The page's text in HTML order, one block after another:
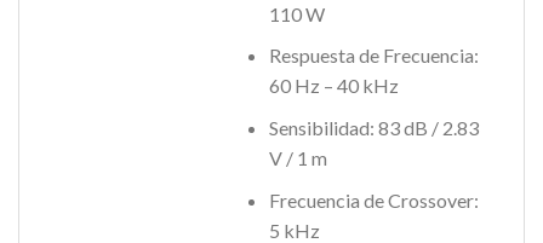
110 W
Respuesta de Frecuencia:
60 Hz – 40 kHz
Sensibilidad: 83 dB / 2.83
V / 1 m
Frecuencia de Crossover:
5 kHz